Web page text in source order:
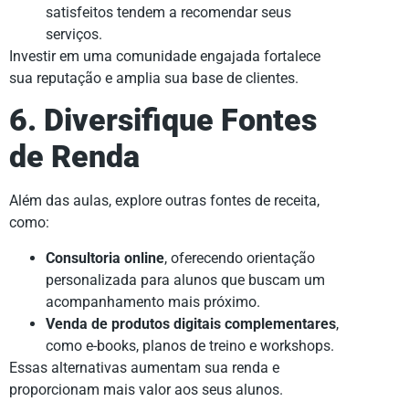
satisfeitos tendem a recomendar seus
serviços.
Investir em uma comunidade engajada fortalece
sua reputação e amplia sua base de clientes.
6. Diversifique Fontes
de Renda
Além das aulas, explore outras fontes de receita,
como:
Consultoria online, oferecendo orientação
personalizada para alunos que buscam um
acompanhamento mais próximo.
Venda de produtos digitais complementares,
como e-books, planos de treino e workshops.
Essas alternativas aumentam sua renda e
proporcionam mais valor aos seus alunos.